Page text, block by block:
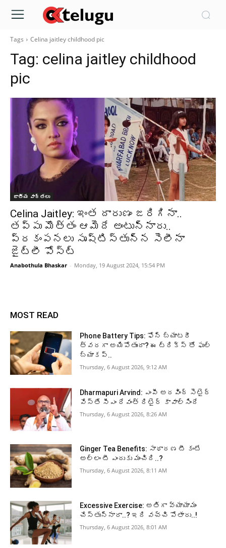
Tags Celina jaitley childhood pic
Tag: celina jaitley childhood
pic
జాతీయ వార్తలు
Celina Jaitley: ఇంత దారుణం జరిగినా..
తప్పు మొత్తం ఆమెదే అంటున్నారు..
ప్రకంపనలు సృష్టిస్తున్న సెలీనా
జైట్లీ పోస్ట్
Anabothula Bhaskar - Monday, 19 August 2024, 15:54 PM
MOST READ
Phone Battery Tips: ఫోన్ బ్యాటరీ
త్వరగా అయిపోతుందా? ఈ ట్రిక్స్ తో ఫుల్
బ్యాకప్..
Thursday, 6 August 2026, 9:12 AM
Dharmapuri Arvind: ఎంపీ అరవింద్ సెటైర్
వేస్తే సీఎం రేవంత్ రిటైర్ కావాల్సిందే
Thursday, 6 August 2026, 8:26 AM
Ginger Tea Benefits: సాధారణ టీ కంటే
అల్లం టీ ఎందుకు మంచిది..?
Thursday, 6 August 2026, 8:11 AM
Excessive Exercise: అతిగా వ్యాయామం
చేస్తున్నారా..? ఇది వచ్చి పోతారు..!
Thursday, 6 August 2026, 8:01 AM